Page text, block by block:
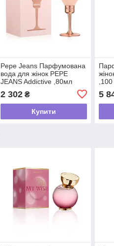
Pepe Jeans Парфумована
вода для жінок PEPE
JEANS Addictive ,80мл
2 302₴
Купити
5